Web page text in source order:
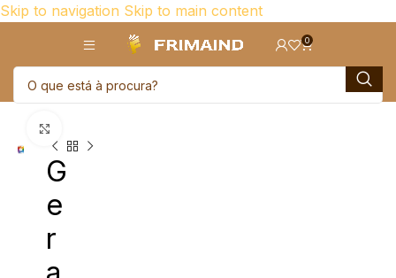
Skip to navigation Skip to main content
0
G
e
r